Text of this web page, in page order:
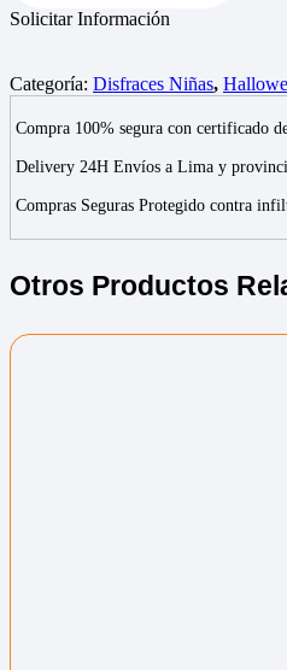
Solicitar Información
Categoría: Disfraces Niñas,
Compra 100% segura con certificado
Delivery 24H Envíos a Lima y
Compras Seguras Protegido contra
Otros Productos